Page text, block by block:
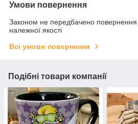
Умови повернення
Законом не передбачено повернення
належної якості
Всі умови повернення
Подібні товари компанії